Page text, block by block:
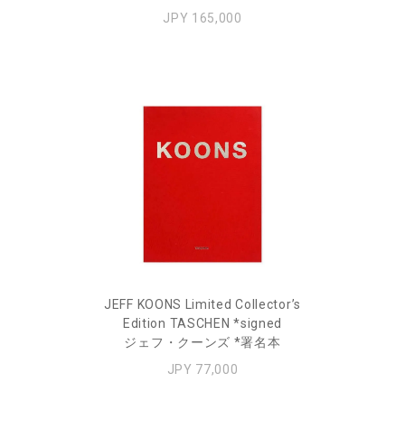
JPY 165,000
JEFF KOONS Limited Collector’s
Edition TASCHEN *signed
ジェフ・クーンズ *署名本
JPY 77,000